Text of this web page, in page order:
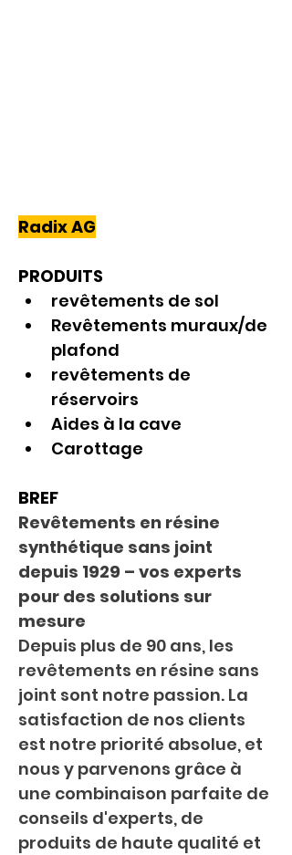
Radix AG
PRODUITS
revêtements de sol
Revêtements muraux/de
plafond
revêtements de
réservoirs
Aides à la cave
Carottage
BREF
Revêtements en résine
synthétique sans joint
depuis 1929 – vos experts
pour des solutions sur
mesure
Depuis plus de 90 ans, les
revêtements en résine sans
joint sont notre passion. La
satisfaction de nos clients
est notre priorité absolue, et
nous y parvenons grâce à
une combinaison parfaite de
conseils d'experts, de
produits de haute qualité et